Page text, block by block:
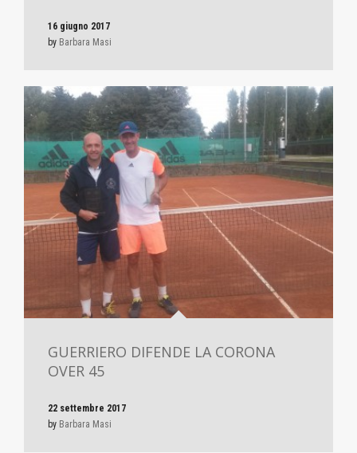
16 giugno 2017
by Barbara Masi
GUERRIERO DIFENDE LA CORONA
OVER 45
22 settembre 2017
by Barbara Masi